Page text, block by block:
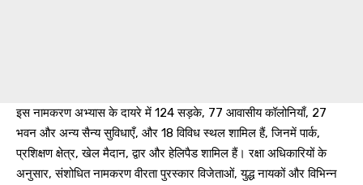
इस नामकरण अभ्यास के दायरे में 124 सड़के, 77 आवासीय कॉलोनियाँ, 27
भवन और अन्य सैन्य सुविधाएँ, और 18 विविध स्थल शामिल हैं, जिनमें पार्क,
प्रशिक्षण क्षेत्र, खेल मैदान, द्वार और हेलिपैड शामिल हैं। रक्षा अधिकारियों के
अनुसार, संशोधित नामकरण वीरता पुरस्कार विजेताओं, युद्ध नायकों और विभिन्न